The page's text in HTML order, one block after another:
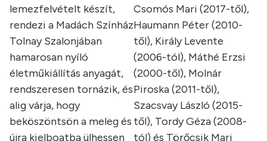
lemezfelvételt készít,
rendezi a Madách Színház
Tolnay Szalonjában
hamarosan nyíló
életműkiállítás anyagát,
rendszeresen tornázik, és
alig várja, hogy
beköszöntsön a meleg és
újra kielboatba ülhessen
Csomós Mari (2017-től),
Haumann Péter (2010-
től), Király Levente
(2006-tól), Máthé Erzsi
(2000-től), Molnár
Piroska (2011-től),
Szacsvay László (2015-
től), Tordy Géza (2008-
tól) és Törőcsik Mari